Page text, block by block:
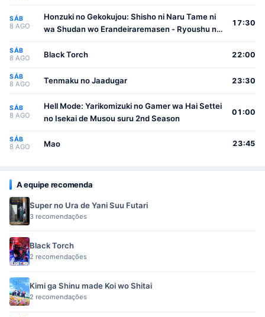
SÁB
8 AGO
Honzuki no Gekokujou: Shisho ni Naru Tame ni
wa Shudan wo Erandeiraremasen - Ryoushu no
17:30
SÁB
8 AGO Black Torch 22:00
SÁB
8 AGO Tenmaku no Jaadugar 23:30
SÁB
8 AGO
Hell Mode: Yarikomizuki no Gamer wa Hai Settei
no Isekai de Musou suru 2nd Season
01:00
SÁB
8 AGO Mao 23:45
A equipe recomenda
Super no Ura de Yani Suu Futari
3 recomendações
Black Torch
2 recomendações
Kimi ga Shinu made Koi wo Shitai
2 recomendações